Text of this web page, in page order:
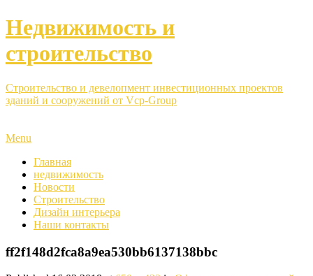
Недвижимость и
строительство
Строительство и девелопмент инвестиционных проектов
зданий и сооружений от Vcp-Group
Menu
Главная
недвижимость
Новости
Строительство
Дизайн интерьера
Наши контакты
ff2f148d2fca8a9ea530bb6137138bbc